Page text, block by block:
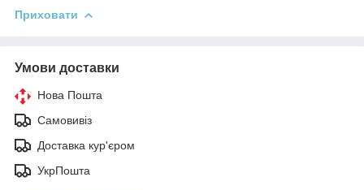
Приховати
Умови доставки
Нова Пошта
Самовивіз
Доставка кур'єром
УкрПошта